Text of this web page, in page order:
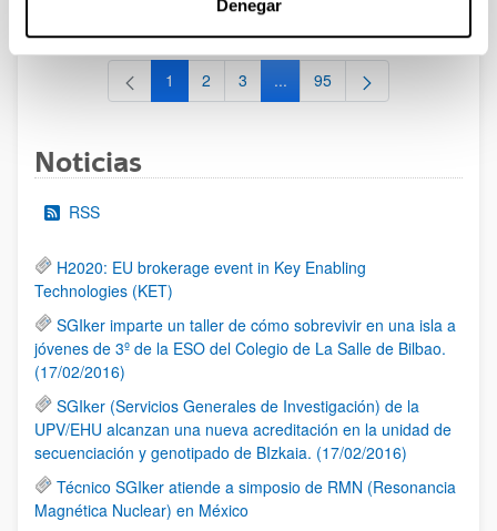
Denegar
al 30/07/2026 (ambos incluídos)
Página
1 Página
2 Página
3 ...Páginas intermedias Use TAB
Página
95
Noticias
RSS
H2020: EU brokerage event in Key Enabling
Technologies (KET)
SGIker imparte un taller de cómo sobrevivir en una isla a
jóvenes de 3º de la ESO del Colegio de La Salle de Bilbao.
(17/02/2016)
SGIker (Servicios Generales de Investigación) de la
UPV/EHU alcanzan una nueva acreditación en la unidad de
secuenciación y genotipado de BIzkaia. (17/02/2016)
Técnico SGIker atiende a simposio de RMN (Resonancia
Magnética Nuclear) en México